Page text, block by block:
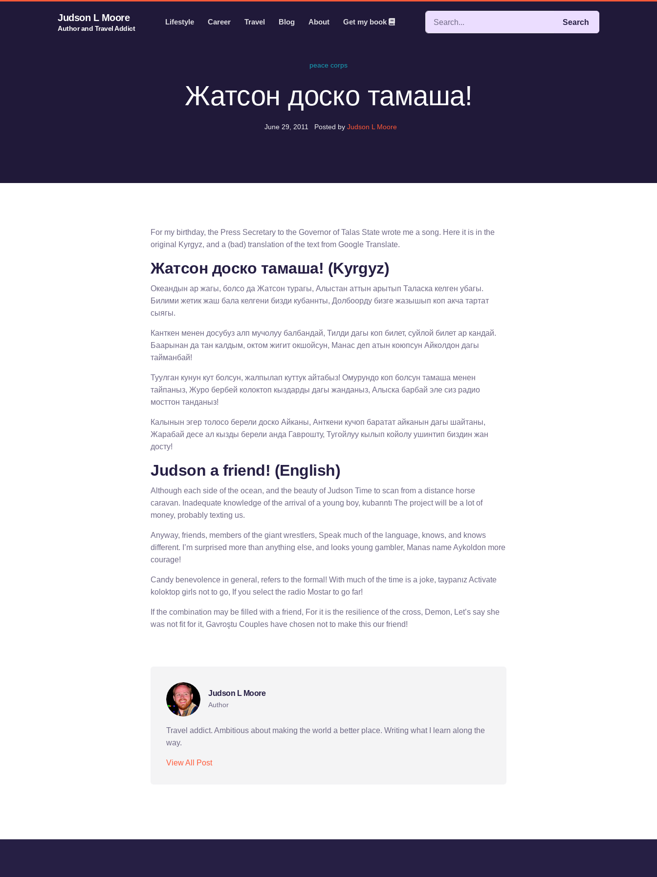
Judson L Moore
Author and Travel Addict
Lifestyle Career Travel Blog About Get my book Search
peace corps
Жатсон доско тамаша!
June 29, 2011 Posted by Judson L Moore
For my birthday, the Press Secretary to the Governor of Talas State wrote me a song. Here it is in the
original Kyrgyz, and a (bad) translation of the text from Google Translate.
Жатсон доско тамаша! (Kyrgyz)
Океандын ар жагы, болсо да Жатсон турагы, Алыстан аттын арытып Таласка келген убагы.
Билими жетик жаш бала келгени бизди кубаннты, Долбоорду бизге жазышып коп акча тартат
сыягы.
Канткен менен досубуз алп мучолуу балбандай, Тилди дагы коп билет, суйлой билет ар кандай.
Баарынан да тан калдым, октом жигит окшойсун, Манас деп атын коюпсун Айколдон дагы
тайманбай!
Туулган кунун кут болсун, жалпылап куттук айтабыз! Омурундо коп болсун тамаша менен
тайпаныз, Журо бербей колоктоп кыздарды дагы жанданыз, Алыска барбай эле сиз радио
мосттон танданыз!
Калынын эгер толосо берели доско Айканы, Анткени кучоп баратат айканын дагы шайтаны,
Жарабай десе ал кызды берели анда Гаврошту, Тугойлуу кылып койолу ушинтип биздин жан
досту!
Judson a friend! (English)
Although each side of the ocean, and the beauty of Judson Time to scan from a distance horse
caravan. Inadequate knowledge of the arrival of a young boy, kubanntı The project will be a lot of
money, probably texting us.
Anyway, friends, members of the giant wrestlers, Speak much of the language, knows, and knows
different. I’m surprised more than anything else, and looks young gambler, Manas name Aykoldon more
courage!
Candy benevolence in general, refers to the formal! With much of the time is a joke, taypanız Activate
koloktop girls not to go, If you select the radio Mostar to go far!
If the combination may be filled with a friend, For it is the resilience of the cross, Demon, Let’s say she
was not fit for it, Gavroştu Couples have chosen not to make this our friend!
Judson L Moore
Author
Travel addict. Ambitious about making the world a better place. Writing what I learn along the
way.
View All Post